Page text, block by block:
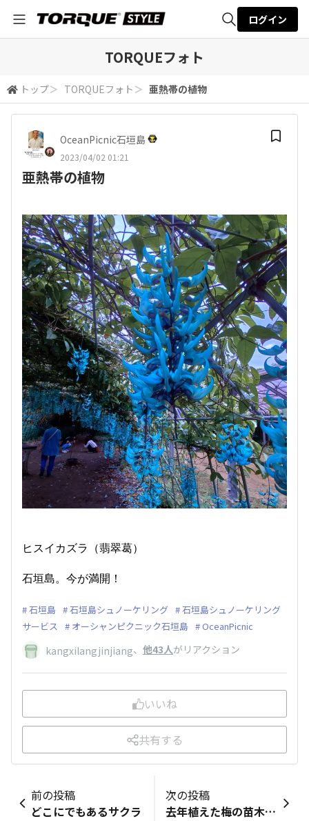
検索
ログイン
TORQUEフォト
トップ＞ TORQUEフォト ＞ 亜熱帯の植物
OceanPicnic石垣島
2023/04/02 01:21
亜熱帯の植物
ヒスイカズラ（翡翠葛）
石垣島。今が満開！
石垣島 石垣島シュノーケリング
石垣島シュノーケリング
サービス
オーシャンピクニック石垣島 OceanPicnic
kangxilangjinjiang、 他43人がリアクション
いいね
共有する
前の投稿
どこにでもあるサクラ
次の投稿
去年植えた梅の苗木に花